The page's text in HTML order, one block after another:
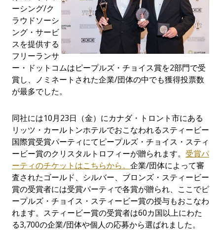
ーシング/ク
ラウドソーシ
ング・サービ
スを提供する
フリーランサ
ー・ドットコムはピープルズ・チョイス賞を2部門で受
賞し、ノミネートされた企業/団体の中でも獲得投票数
が最多でした。
同社には10月23日（金）にカナダ・トロント市にある
リッツ・カールトンホテルでおこなわれるスティービー
国際賞受賞パーティにてピープルズ・チョイス・スティ
ービー賞のクリスタルトロフィーが贈られます。 受賞パ
ーティのチケットはこちらから。 企業/団体によって審
査されたゴールド、シルバー、ブロンズ・スティービー
賞の受賞者には受賞パーティで各賞が贈られ、ここでピ
ープルズ・チョイス・スティービー賞の授与もおこなわ
れます。スティービー賞の受賞者は60カ国以上にわた
る3,700の企業/団体や個人の応募から選ばれました。